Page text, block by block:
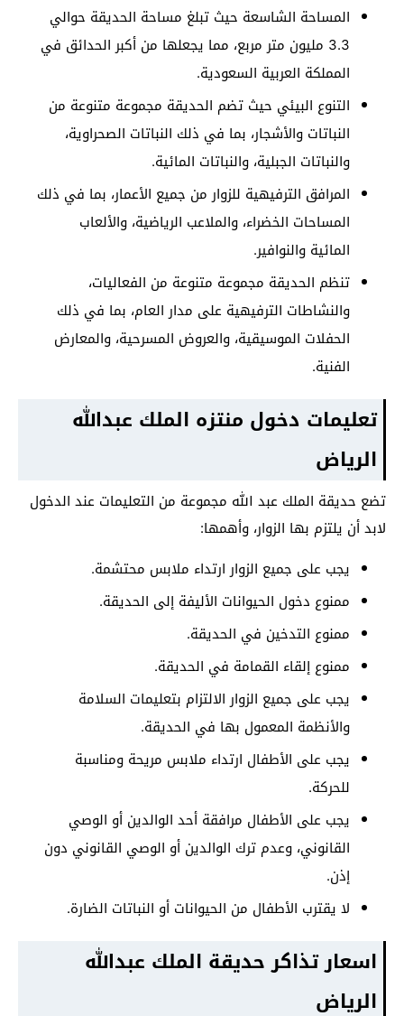
المساحة الشاسعة حيث تبلغ مساحة الحديقة حوالي
3.3 مليون متر مربع، مما يجعلها من أكبر الحدائق في
المملكة العربية السعودية.
التنوع البيئي حيث تضم الحديقة مجموعة متنوعة من
النباتات والأشجار، بما في ذلك النباتات الصحراوية،
والنباتات الجبلية، والنباتات المائية.
المرافق الترفيهية للزوار من جميع الأعمار، بما في ذلك
المساحات الخضراء، والملاعب الرياضية، والألعاب
المائية والنوافير.
تنظم الحديقة مجموعة متنوعة من الفعاليات،
والنشاطات الترفيهية على مدار العام، بما في ذلك
الحفلات الموسيقية، والعروض المسرحية، والمعارض
الفنية.
تعليمات دخول منتزه الملك عبدالله
الرياض
تضع حديقة الملك عبد الله مجموعة من التعليمات عند الدخول
لابد أن يلتزم بها الزوار، وأهمها:
يجب على جميع الزوار ارتداء ملابس محتشمة.
ممنوع دخول الحيوانات الأليفة إلى الحديقة.
ممنوع التدخين في الحديقة.
ممنوع إلقاء القمامة في الحديقة.
يجب على جميع الزوار الالتزام بتعليمات السلامة
والأنظمة المعمول بها في الحديقة.
يجب على الأطفال ارتداء ملابس مريحة ومناسبة
للحركة.
يجب على الأطفال مرافقة أحد الوالدين أو الوصي
القانوني، وعدم ترك الوالدين أو الوصي القانوني دون
إذن.
لا يقترب الأطفال من الحيوانات أو النباتات الضارة.
اسعار تذاكر حديقة الملك عبدالله
الرياض